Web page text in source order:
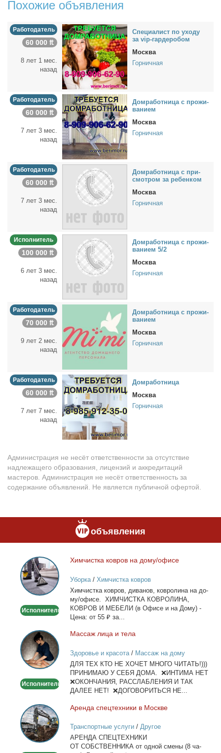
Похожие объявления
Работодатель
60 000 ₶
8 лет 1 мес.
назад
Спе­ци­а­лист по ухо­ду
за vip-гар­де­робом
Москва
Горничная
Работодатель
60 000 ₶
7 лет 3 мес.
назад
Дом­ра­бот­ни­ца с про­жи­
ва­ни­ем
Москва
Горничная
Работодатель
60 000 ₶
7 лет 3 мес.
назад
Дом­ра­бот­ни­ца с при­
смот­ром за ре­бен­ком
Москва
Горничная
Исполнитель
100 000 ₶
6 лет 3 мес.
назад
Дом­ра­бот­ни­ца с про­жи­
ва­ни­ем 5/2
Москва
Горничная
Работодатель
70 000 ₶
9 лет 2 мес.
назад
Дом­ра­бот­ни­ца с про­жи­
ва­ни­ем
Москва
Горничная
Работодатель
60 000 ₶
7 лет 7 мес.
назад
Дом­ра­бот­ни­ца
Москва
Горничная
Администрация не несёт ответственности за отсутствие
надлежащего образования, лицензий и аккредитаций
мастеров. Администрация не несёт ответственность за
содержание объявлений. Не является публичной офертой.
объявления
Химчистка
ковров
на
дому/
Исполнитель
Хим­чист­ка ков­ров на до­му/офи­се
Уборка/ Химчистка ковров
Хим­чист­ка ков­ров, ди­ва­нов, ков­ро­ли­на на до­
му/офи­се. ХИМЧИСТКА КОВРОЛИНА,
КОВРОВ И МЕБЕЛИ (в Офи­се и на До­му) -
Це­на: от 55 ₽ за...
Массаж
лица
и
тела
Исполнитель
Мас­саж ли­ца и те­ла
Здоровье и красота/ Массаж на дому
ДЛЯ ТЕХ КТО НЕ ХОЧЕТ МНОГО ЧИТАТЬ!)))
ПРИНИМАЮ У СЕБЯ ДОМА. ❌ИНТИМА НЕТ
❌ОКОНЧАНИЯ, РАССЛАБЛЕНИЯ И ТАК
ДАЛЕЕ НЕТ! ❌ДОГОВОРИТЬСЯ НЕ...
Аренда
спецтехники
в
Москве
Арен­да спец­тех­ни­ки в Москве
Транспортные услуги/ Другое
АРЕНДА СПЕЦТЕХНИКИ
ОТ СОБСТВЕННИКА от од­ной сме­ны (8 ча­